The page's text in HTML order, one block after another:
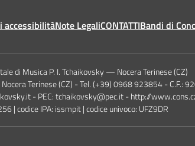
accessibilitàNote LegaliCONTATTIBandi di
di Musica P. I. Tchaikovsky — Nocera Terinese (CZ)
Terinese (CZ) - Tel. (+39) 0968 923854 - C.F.:
- PEC: tchaikovsky@pec.it - http://
| codice IPA: issmpit | codice univoco: UFZ9DR